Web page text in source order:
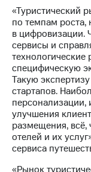
ПАО
"МТС"
Личный
кабинет
«Туристический
по темпам роста,
в цифровизации.
сервисы и
специфическую
Такую
стартапов.
персонализации,
улучшения
размещения, всё,
отелей и их
сервиса